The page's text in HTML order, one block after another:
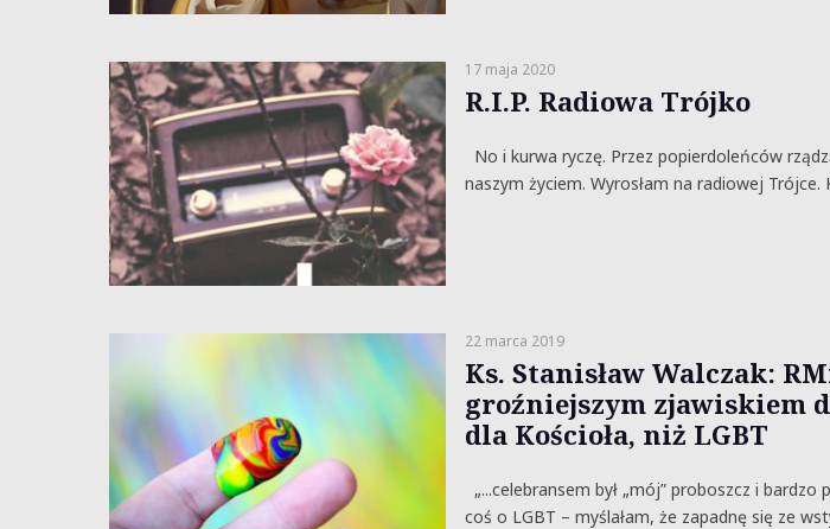
17 maja 2020
R.I.P. Radiowa Trójko
No i kurwa ryczę. Przez popierdoleńców
naszym życiem. Wyrosłam na radiowej Trójce.
22 marca 2019
Ks. Stanisław Walczak:
groźniejszym zjawiskiem
dla Kościoła, niż LGBT
„...celebransem był „mój” proboszcz i bardzo
coś o LGBT – myślałam, że zapadnę się ze